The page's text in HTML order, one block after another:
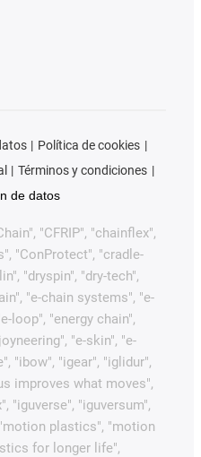
Política de cookies
Términos y condiciones
de datos
"CFRIP", "chainflex",
"ConProtect", "cradle-
"dryspin", "dry-tech",
"e-chain systems", "e-
loop", "energy chain",
"e-skin", "e-
"ibow", "igear", "iglidur",
improves what moves",
"iguverse", "iguversum",
plastics", "motion
for longer life",